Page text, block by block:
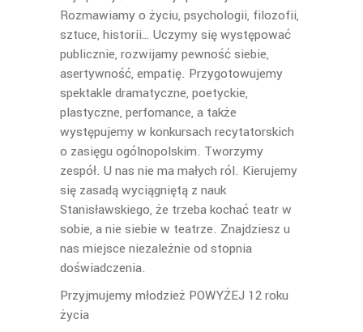
Rozmawiamy o życiu, psychologii, filozofii,
sztuce, historii… Uczymy się występować
publicznie, rozwijamy pewność siebie,
asertywność, empatię. Przygotowujemy
spektakle dramatyczne, poetyckie,
plastyczne, perfomance, a także
występujemy w konkursach recytatorskich
o zasięgu ogólnopolskim. Tworzymy
zespół. U nas nie ma małych ról. Kierujemy
się zasadą wyciągniętą z nauk
Stanisławskiego, że trzeba kochać teatr w
sobie, a nie siebie w teatrze. Znajdziesz u
nas miejsce niezależnie od stopnia
doświadczenia.
Przyjmujemy młodzież POWYŻEJ 12 roku
życia